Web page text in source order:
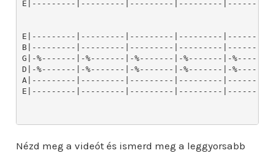
Nézd meg a videót és ismerd meg a leggyorsabb